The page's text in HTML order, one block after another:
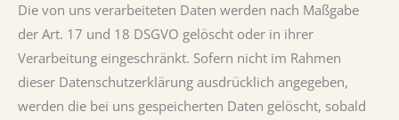
Die von uns verarbeiteten Daten werden nach Maßgabe
der Art. 17 und 18 DSGVO gelöscht oder in ihrer
Verarbeitung eingeschränkt. Sofern nicht im Rahmen
dieser Datenschutzerklärung ausdrücklich angegeben,
werden die bei uns gespeicherten Daten gelöscht, sobald